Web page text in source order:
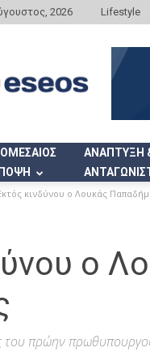
2026 Lifestyle
ΑΝΑΠΤΥΞΗ
κινδύνου ο Λουκάς
ο
του πρώην